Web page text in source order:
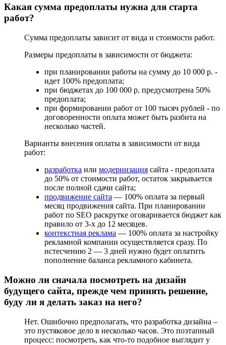
Какая сумма предоплаты нужна для старта
работ?
Сумма предоплаты зависит от вида и стоимости работ.
Размеры предоплаты в зависимости от бюджета:
при планировании работы на сумму до 10 000 р. -
идет 100% предоплата;
при бюджетах до 100 000 р. предусмотрена 50%
предоплата;
при формировании работ от 100 тысяч рублей - по
договоренности оплата может быть разбита на
несколько частей.
Варианты внесения оплаты в зависимости от вида
работ:
разработка или модернизация сайта - предоплата
до 50% от стоимости работ, остаток закрывается
после полной сдачи сайта;
продвижение сайта — 100% оплата за первый
месяц продвижения сайта. При планировании
работ по SEO раскрутке оговаривается бюджет как
правило от 3-х до 12 месяцев.
контекстная реклама — 100% оплата за настройку
рекламной компании осуществляется сразу. По
истесчению 2 — 3 дней нужно будет оплатить
пополнение баланса рекламного кабинета.
Можно ли сначала посмотреть на дизайн
будущего сайта, прежде чем принять решение,
буду ли я делать заказ на него?
Нет. Ошибочно предполагать, что разработка дизайна –
это пустяковое дело в несколько часов. Это поэтапный
процесс: посмотреть, как что-то подобное выглядит у